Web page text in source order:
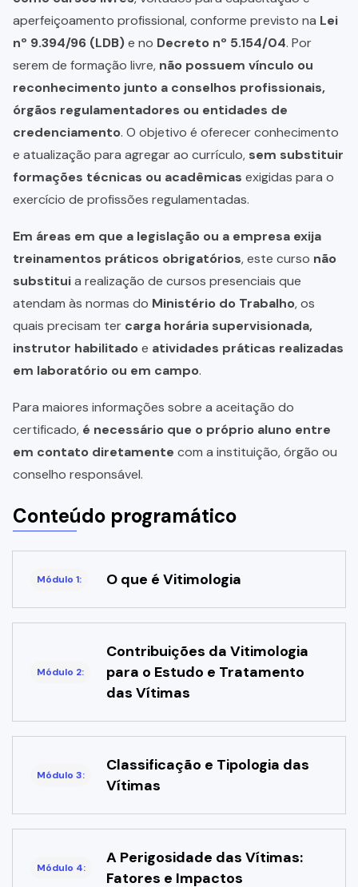
aperfeiçoamento profissional, conforme previsto na Lei
nº 9.394/96 (LDB)e no Decreto nº 5.154/04. Por
serem de formação livre, não possuem vínculo ou
reconhecimento junto a conselhos profissionais,
órgãos regulamentadores ou entidades de
credenciamento. O objetivo é oferecer conhecimento
e atualização para agregar ao currículo, sem substituir
formações técnicas ou acadêmicas exigidas para o
exercício de profissões regulamentadas.
Em áreas em que a legislação ou a empresa exija
treinamentos práticos obrigatórios, este curso não
substituia realização de cursos presenciais que
atendam às normas do Ministério do Trabalho, os
quais precisam ter carga horária supervisionada,
instrutor habilitadoe atividades práticas realizadas
em laboratório ou em campo.
Para maiores informações sobre a aceitação do
certificado, é necessário que o próprio aluno entre
em contato diretamente com a instituição, órgão ou
conselho responsável.
Conteúdo programático
Módulo 1: O que é Vitimologia
Módulo 2:
Contribuições da Vitimologia
para o Estudo e Tratamento
das Vítimas
Módulo 3:
Classificação e Tipologia das
Vítimas
Módulo 4:
A Perigosidade das Vítimas:
Fatores e Impactos